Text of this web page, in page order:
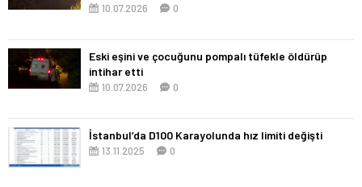
10.07.2026 0
Eski eşini ve çocuğunu pompalı tüfekle öldürüp
intihar etti
10.07.2026 0
İstanbul’da D100 Karayolunda hız limiti değişti
13.11.2025 0